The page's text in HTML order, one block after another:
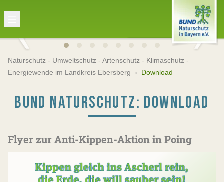
Naturschutz - Umweltschutz - Artenschutz - Klimaschutz -
Energiewende im Landkreis Ebersberg › Download
BUND NATURSCHUTZ: DOWNLOAD
Flyer zur Anti-Kippen-Aktion in Poing